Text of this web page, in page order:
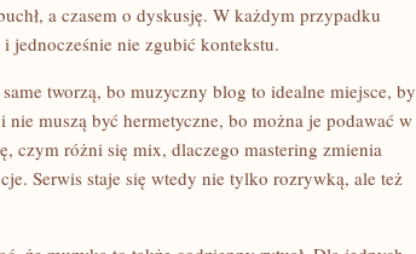
a czasem o dyskusję. W każdym przypadku
jednocześnie nie zgubić kontekstu.
tworzą, bo muzyczny blog to idealne miejsce, by
muszą być hermetyczne, bo można je podawać w
czym różni się mix, dlaczego mastering zmienia
Serwis staje się wtedy nie tylko rozrywką, ale też